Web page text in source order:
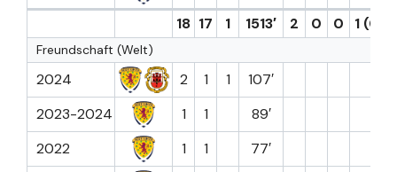
18 17 1 1513′ 2 0 0 1 (0)
Freundschaft (Welt)
2024 2 1 1
107′
2023-2024
1 1
89′
2022
1 1
77′